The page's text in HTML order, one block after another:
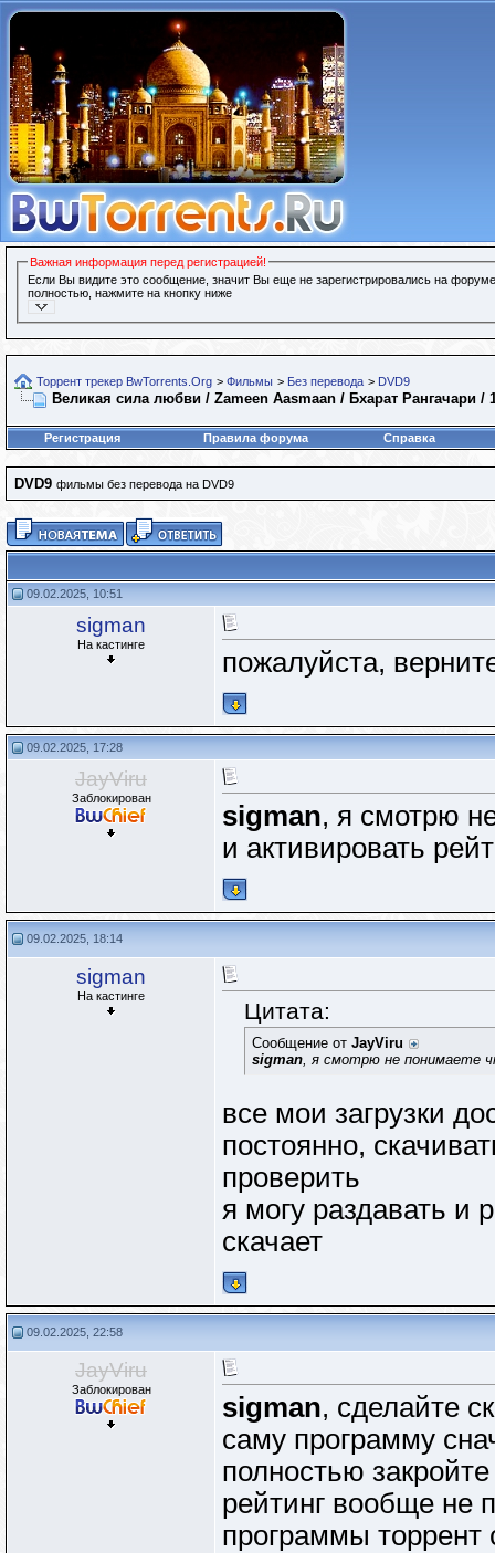
Важная информация перед регистрацией!
Если Вы видите это сообщение, значит Вы еще не зарегистрировались на
полностью, нажмите на кнопку ниже
Торрент трекер BwTorrents.Org > Фильмы > Без перевода > DVD9
Великая сила любви / Zameen Aasmaan / Бхарат Рангачари /
Регистрация Правила форума Справка
DVD9 фильмы без перевода на DVD9
09.02.2025, 10:51
sigman
На кастинге
пожалуйста,
09.02.2025, 17:28
JayViru
Заблокирован
sigman, я смотрю
и активировать
09.02.2025, 18:14
sigman
На кастинге
Цитата:
Сообщение от JayViru
sigman, я смотрю не понимаете
все мои загрузки
постоянно,
проверить
я могу раздавать и
скачает
09.02.2025, 22:58
JayViru
Заблокирован
sigman, сделайте
саму программу
полностью
рейтинг вообще не
программы